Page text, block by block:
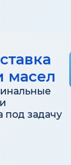
масел
под задачу